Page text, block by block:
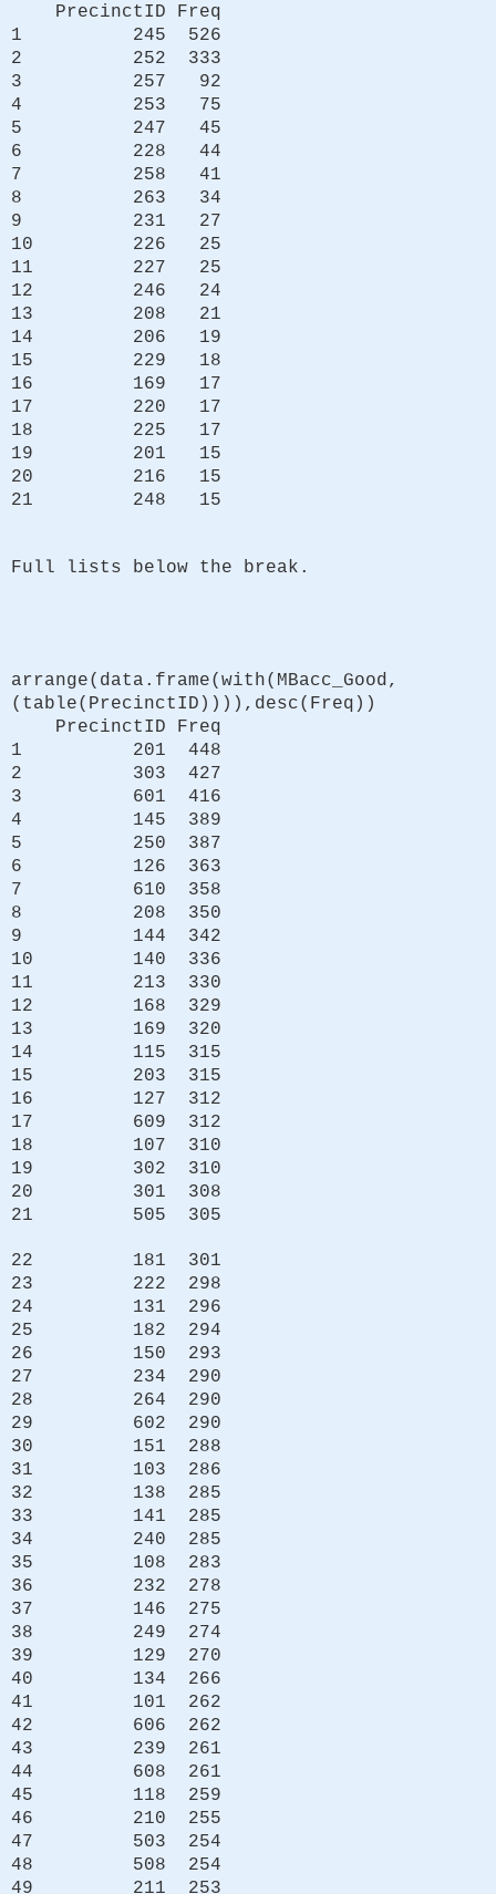
PrecinctID Freq
1 245 526
2 252 333
3 257 92
4 253 75
5 247 45
6 228 44
7 258 41
8 263 34
9 231 27
10 226 25
11 227 25
12 246 24
13 208 21
14 206 19
15 229 18
16 169 17
17 220 17
18 225 17
19 201 15
20 216 15
21 248 15
Full lists below the break.
arrange(data.frame(with(MBacc_Good,
(table(PrecinctID)))),desc(Freq))
PrecinctID Freq
1 201 448
2 303 427
3 601 416
4 145 389
5 250 387
6 126 363
7 610 358
8 208 350
9 144 342
10 140 336
11 213 330
12 168 329
13 169 320
14 115 315
15 203 315
16 127 312
17 609 312
18 107 310
19 302 310
20 301 308
21 505 305
22 181 301
23 222 298
24 131 296
25 182 294
26 150 293
27 234 290
28 264 290
29 602 290
30 151 288
31 103 286
32 138 285
33 141 285
34 240 285
35 108 283
36 232 278
37 146 275
38 249 274
39 129 270
40 134 266
41 101 262
42 606 262
43 239 261
44 608 261
45 118 259
46 210 255
47 503 254
48 508 254
49 211 253